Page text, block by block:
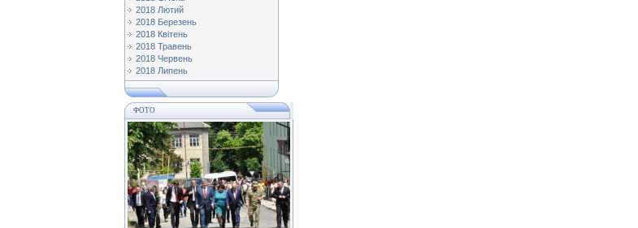
2018 Лютий
2018 Березень
2018 Квітень
2018 Травень
2018 Червень
2018 Липень
ФОТО